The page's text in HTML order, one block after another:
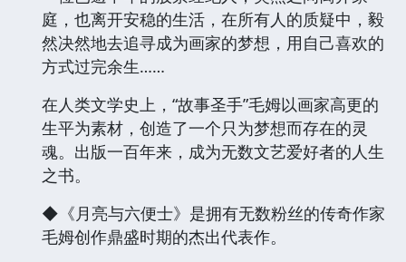
庭，也离开安稳的生活，在所有人的质疑中，毅
然决然地去追寻成为画家的梦想，用自己喜欢的
方式过完余生……
在人类文学史上，“故事圣手”毛姆以画家高更的
生平为素材，创造了一个只为梦想而存在的灵
魂。出版一百年来，成为无数文艺爱好者的人生
之书。
◆《月亮与六便士》是拥有无数粉丝的传奇作家
毛姆创作鼎盛时期的杰出代表作。